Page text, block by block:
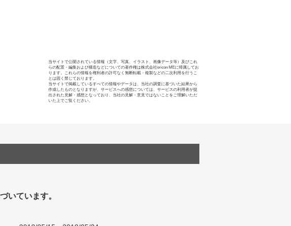
当サイトで公開されている情報（文字、写真、イラスト、画像データ等）及びこれ
らの配置・編集および構造などについての著作権は株式会社oricon MEに帰属してお
ります。これらの情報を権利者の許可なく無断転載・複製などの二次利用を行うこ
とは固く禁じております。
当サイトで掲載しているすべての情報やデータは、当社の調査に基づいた結果から
作成したものとなりますが、サービスへの感想については、サービスの利用者が提
出された見解・感想となっており、当社の見解・意見ではないことをご理解いただ
いた上でご覧ください。
いています。